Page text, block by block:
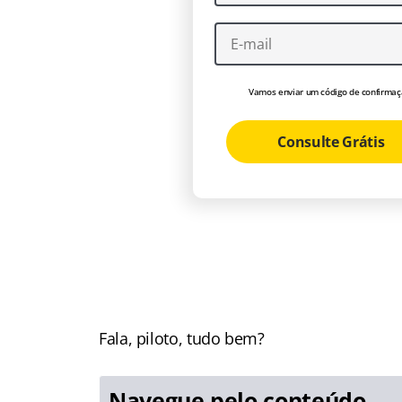
Vamos enviar um código de
Consulte Grátis
Fala, piloto, tudo bem?